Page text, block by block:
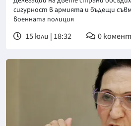
сигурност в армията и бъдещи
военната полиция
15 юли | 18:32 0